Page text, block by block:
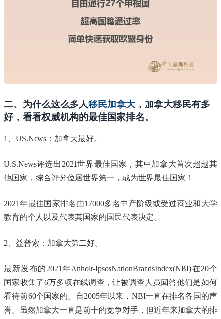
二、为什么这么多人移民加拿大 ，加拿大移民有多
好，看看权威机构的最佳国家排名。
1、US.News：加拿大最好。
U.S.News评选出2021世界最佳国家，其中加拿大首次超越其
他国家，综合评分位居世界第一，成为世界最佳国家！
2021年最佳国家排名由17000多名中产阶级或受过商业和大学
教育的个人以及代表其国家的国民代表决定。
2、益普索：加拿大第二好。
最新发布的2021年Anholt-IpsosNationBrandsIndex(NBI)在20个
国家收集了6万多项在线调查，让被调查人员回答他们是如何
看待前60个国家的。自2005年以来，NBI一直在排名各国的声
誉。虽然加拿大一直是前十的竞争对手，但近年来加拿大的排